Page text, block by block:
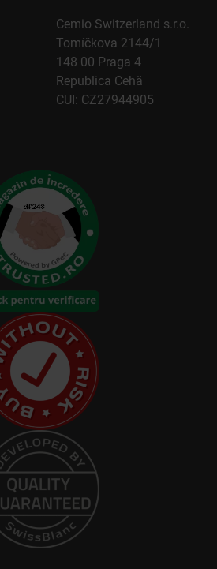
Cemio Switzerland s.r.o.
Tomíčkova 2144/1
148 00 Praga 4
Republica Cehă
CUI: CZ27944905